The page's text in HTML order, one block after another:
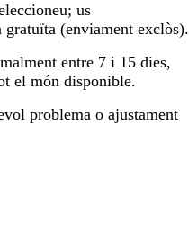
us
gratuïta (enviament exclòs).
entre 7 i 15 dies,
el món disponible.
problema o ajustament